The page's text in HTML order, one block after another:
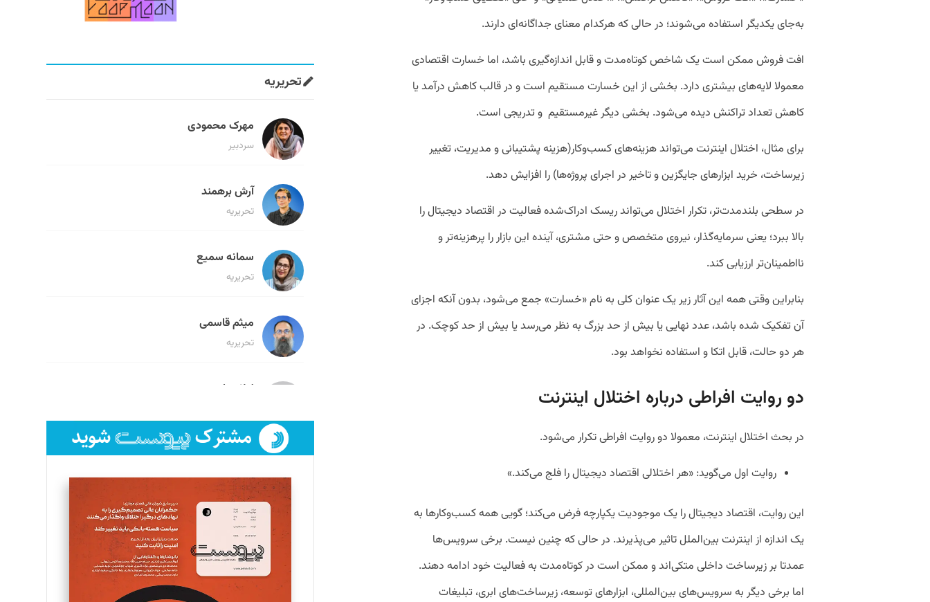
به‌جای یکدیگر استفاده می‌شوند؛ در حالی که هرکدام معنای جداگانه‌ای دارند.
افت فروش ممکن است یک شاخص کوتاه‌مدت و قابل اندازه‌گیری باشد، اما خسارت اقتصادی
معمولا لایه‌های بیشتری دارد. بخشی از این خسارت مستقیم است و در قالب کاهش درآمد یا
کاهش تعداد تراکنش دیده می‌شود. بخشی دیگر غیرمستقیم و تدریجی است.
برای مثال، اختلال اینترنت می‌تواند هزینه‌های کسب‌وکار(هزینه پشتیبانی و مدیریت، تغییر
زیرساخت، خرید ابزارهای جایگزین و تاخیر در اجرای پروژه‌ها) را افزایش دهد.
در سطحی بلندمدت‌تر، تکرار اختلال‌ می‌تواند ریسک ادراک‌شده فعالیت در اقتصاد دیجیتال را
بالا ببرد؛ یعنی سرمایه‌گذار، نیروی متخصص و حتی مشتری، آینده این بازار را پرهزینه‌تر و
نااطمینان‌تر ارزیابی کند.
بنابراین وقتی همه این آثار زیر یک عنوان کلی به نام «خسارت» جمع می‌شود، بدون آنکه اجزای
آن تفکیک شده باشد، عدد نهایی یا بیش از حد بزرگ به نظر می‌رسد یا بیش از حد کوچک. در
هر دو حالت، قابل اتکا و استفاده نخواهد بود.
دو روایت افراطی درباره اختلال اینترنت
در بحث اختلال اینترنت، معمولا دو روایت افراطی تکرار می‌شود.
روایت اول می‌گوید: «هر اختلالی اقتصاد دیجیتال را فلج می‌کند.»
این روایت، اقتصاد دیجیتال را یک موجودیت یکپارچه فرض می‌کند؛ گویی همه کسب‌وکارها به
یک اندازه از اینترنت بین‌الملل تاثیر می‌پذیرند. در حالی که چنین نیست. برخی سرویس‌ها
عمدتا بر زیرساخت داخلی متکی‌اند و ممکن است در کوتاه‌مدت به فعالیت خود ادامه دهند.
اما برخی دیگر به سرویس‌های بین‌المللی، ابزارهای توسعه، زیرساخت‌های ابری، تبلیغات
تحریریه
مهرک محمودی
سردبیر
آرش برهمند
تحریریه
سمانه سمیع
تحریریه
میثم قاسمی
تحریریه
لیلا حنارود
فائزه فتحی رستمی
تحریریه
سروش کرمیان
تحریریه
مینا پاکدل